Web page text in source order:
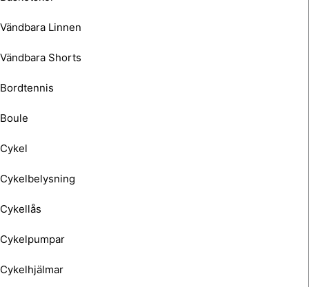
Vändbara Linnen
Vändbara Shorts
Bordtennis
Boule
Cykel
Cykelbelysning
Cykellås
Cykelpumpar
Cykelhjälmar